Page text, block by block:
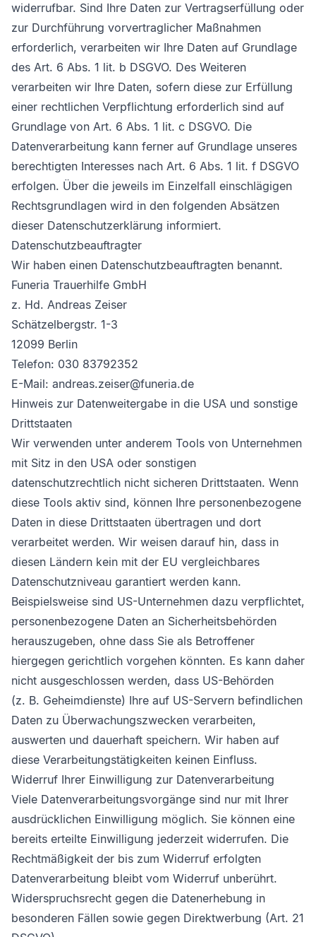
widerrufbar. Sind Ihre Daten zur Vertragserfüllung oder
zur Durchführung vorvertraglicher Maßnahmen
erforderlich, verarbeiten wir Ihre Daten auf Grundlage
des Art. 6 Abs. 1 lit. b DSGVO. Des Weiteren
verarbeiten wir Ihre Daten, sofern diese zur Erfüllung
einer rechtlichen Verpflichtung erforderlich sind auf
Grundlage von Art. 6 Abs. 1 lit. c DSGVO. Die
Datenverarbeitung kann ferner auf Grundlage unseres
berechtigten Interesses nach Art. 6 Abs. 1 lit. f DSGVO
erfolgen. Über die jeweils im Einzelfall einschlägigen
Rechtsgrundlagen wird in den folgenden Absätzen
dieser Datenschutzerklärung informiert.
Datenschutz­beauftragter
Wir haben einen Datenschutzbeauftragten benannt.
Funeria Trauerhilfe GmbH
z. Hd. Andreas Zeiser
Schätzelbergstr. 1-3
12099 Berlin
Telefon: 030 83792352
E-Mail: andreas.zeiser@funeria.de
Hinweis zur Datenweitergabe in die USA und sonstige
Drittstaaten
Wir verwenden unter anderem Tools von Unternehmen
mit Sitz in den USA oder sonstigen
datenschutzrechtlich nicht sicheren Drittstaaten. Wenn
diese Tools aktiv sind, können Ihre personenbezogene
Daten in diese Drittstaaten übertragen und dort
verarbeitet werden. Wir weisen darauf hin, dass in
diesen Ländern kein mit der EU vergleichbares
Datenschutzniveau garantiert werden kann.
Beispielsweise sind US-Unternehmen dazu verpflichtet,
personenbezogene Daten an Sicherheitsbehörden
herauszugeben, ohne dass Sie als Betroffener
hiergegen gerichtlich vorgehen könnten. Es kann daher
nicht ausgeschlossen werden, dass US-Behörden
(z. B. Geheimdienste) Ihre auf US-Servern befindlichen
Daten zu Überwachungszwecken verarbeiten,
auswerten und dauerhaft speichern. Wir haben auf
diese Verarbeitungstätigkeiten keinen Einfluss.
Widerruf Ihrer Einwilligung zur Datenverarbeitung
Viele Datenverarbeitungsvorgänge sind nur mit Ihrer
ausdrücklichen Einwilligung möglich. Sie können eine
bereits erteilte Einwilligung jederzeit widerrufen. Die
Rechtmäßigkeit der bis zum Widerruf erfolgten
Datenverarbeitung bleibt vom Widerruf unberührt.
Widerspruchsrecht gegen die Datenerhebung in
besonderen Fällen sowie gegen Direktwerbung (Art. 21